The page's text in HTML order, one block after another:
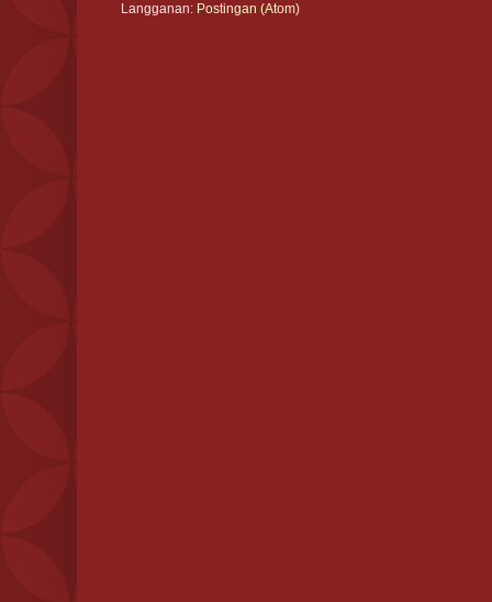
Langganan: Postingan (Atom)